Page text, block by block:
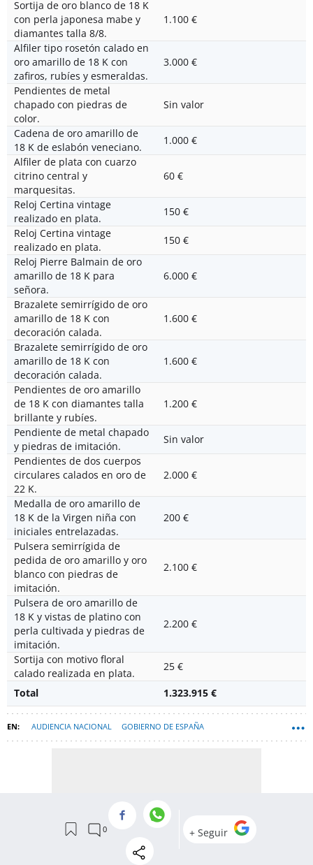
Sortija de oro blanco de 18 K
con perla japonesa mabe y
diamantes talla 8/8.
1.100 €
Alfiler tipo rosetón calado en
oro amarillo de 18 K con
zafiros, rubíes y esmeraldas.
3.000 €
Pendientes de metal
chapado con piedras de
color.
Sin valor
Cadena de oro amarillo de
18 K de eslabón veneciano.
1.000 €
Alfiler de plata con cuarzo
citrino central y
marquesitas.
60 €
Reloj Certina vintage
realizado en plata.
150 €
Reloj Certina vintage
realizado en plata.
150 €
Reloj Pierre Balmain de oro
amarillo de 18 K para
señora.
6.000 €
Brazalete semirrígido de oro
amarillo de 18 K con
decoración calada.
1.600 €
Brazalete semirrígido de oro
amarillo de 18 K con
decoración calada.
1.600 €
Pendientes de oro amarillo
de 18 K con diamantes talla
brillante y rubíes.
1.200 €
Pendiente de metal chapado
y piedras de imitación.
Sin valor
Pendientes de dos cuerpos
circulares calados en oro de
22 K.
2.000 €
Medalla de oro amarillo de
18 K de la Virgen niña con
iniciales entrelazadas.
200 €
Pulsera semirrígida de
pedida de oro amarillo y oro
blanco con piedras de
imitación.
2.100 €
Pulsera de oro amarillo de
18 K y vistas de platino con
perla cultivada y piedras de
imitación.
2.200 €
Sortija con motivo floral
calado realizada en plata.
25 €
Total
1.323.915 €
AUDIENCIA NACIONAL GOBIERNO DE ESPAÑA